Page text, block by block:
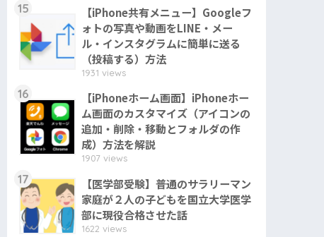
15
【iPhone共有メニュー】Googleフ
ォトの写真や動画をLINE・メー
ル・インスタグラムに簡単に送る
（投稿する）方法
1931 views
16
【iPhoneホーム画面】iPhoneホー
ム画面のカスタマイズ（アイコンの
追加・削除・移動とフォルダの作
成）方法を解説
1907 views
17
【医学部受験】普通のサラリーマン
家庭が２人の子どもを国立大学医学
部に現役合格させた話
1622 views